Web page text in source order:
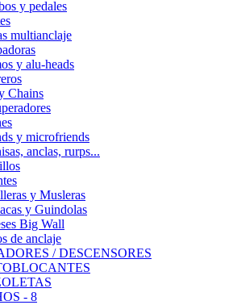
y pedales
multianclaje
y alu-heads
Chains
y microfriends
anclas, rurps...
y Musleras
y Guindolas
Big Wall
de anclaje
/ DESCENSORES
- 8